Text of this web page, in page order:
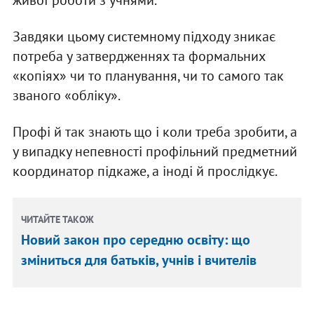
Завдяки цьому системному підходу зникає
потреба у затвердженнях та формальних
«копіях» чи то планування, чи то самого так
званого «обліку».
Профі й так знають що і коли треба зробити, а
у випадку непевності профільний предметний
координатор підкаже, а іноді й прослідкує.
ЧИТАЙТЕ ТАКОЖ
Новий закон про середню освіту: що
зміниться для батьків, учнів і вчителів